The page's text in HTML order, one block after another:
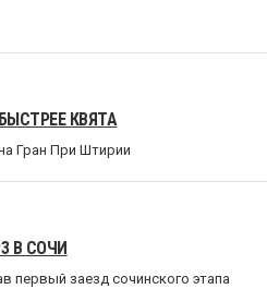
КВЯТА
Гран При Штирии
В СОЧИ
первый заезд сочинского этапа